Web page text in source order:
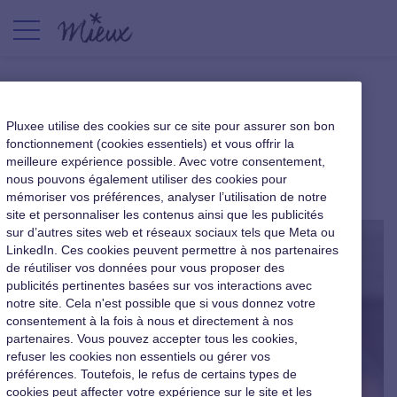
Happynomics, le bonheur au
travail étudié à l’université
|2 juillet 2015
Pluxee utilise des cookies sur ce site pour assurer son bon
fonctionnement (cookies essentiels) et vous offrir la
meilleure expérience possible. Avec votre consentement,
nous pouvons également utiliser des cookies pour
mémoriser vos préférences, analyser l’utilisation de notre
site et personnaliser les contenus ainsi que les publicités
sur d’autres sites web et réseaux sociaux tels que Meta ou
LinkedIn. Ces cookies peuvent permettre à nos partenaires
de réutiliser vos données pour vous proposer des
publicités pertinentes basées sur vos interactions avec
notre site. Cela n'est possible que si vous donnez votre
consentement à la fois à nous et directement à nos
partenaires. Vous pouvez accepter tous les cookies,
refuser les cookies non essentiels ou gérer vos
préférences. Toutefois, le refus de certains types de
cookies peut affecter votre expérience sur le site et les